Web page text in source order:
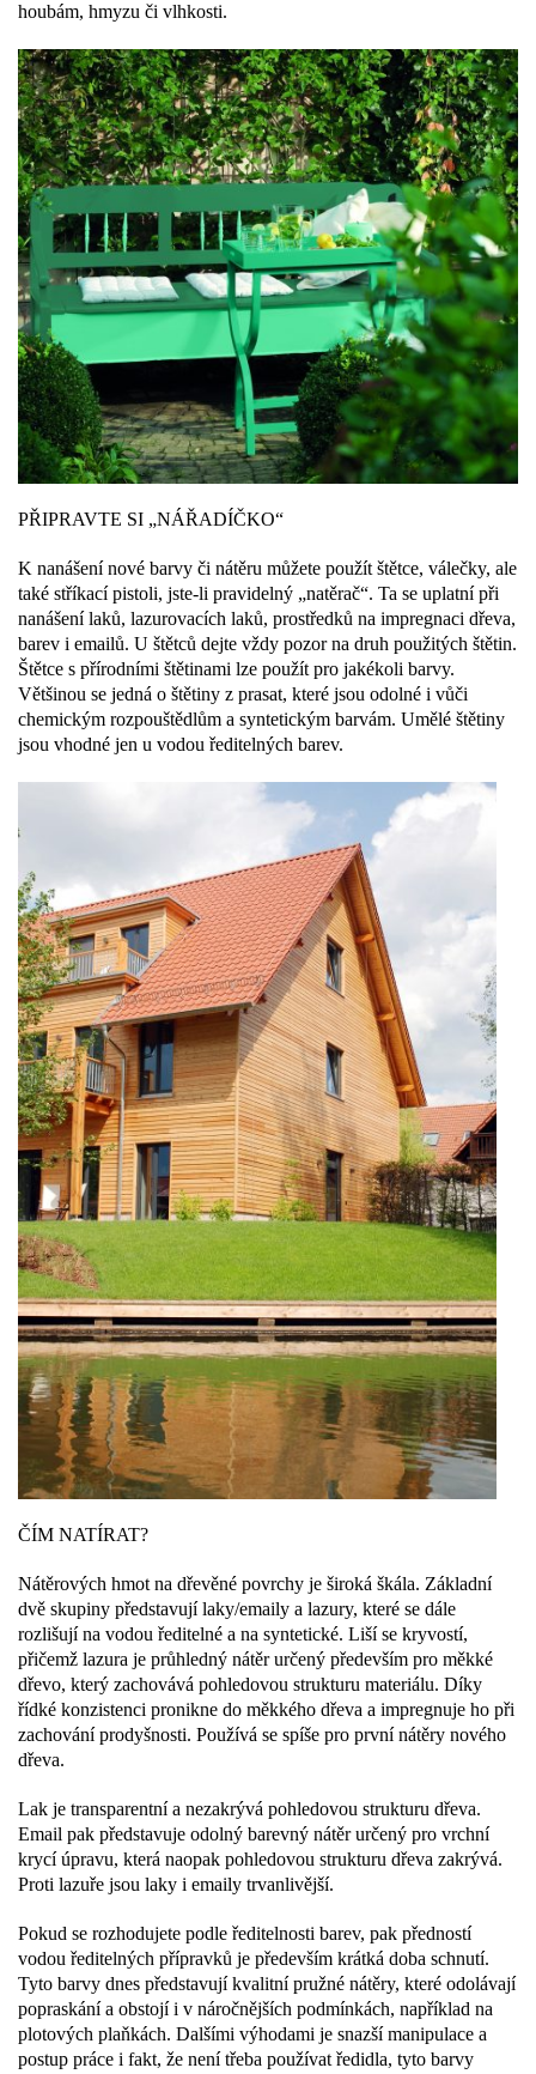
houbám, hmyzu či vlhkosti.
PŘIPRAVTE SI „NÁŘADÍČKO“
K nanášení nové barvy či nátěru můžete použít štětce, válečky, ale
také stříkací pistoli, jste-li pravidelný „natěrač“. Ta se uplatní při
nanášení laků, lazurovacích laků, prostředků na impregnaci dřeva,
barev i emailů. U štětců dejte vždy pozor na druh použitých štětin.
Štětce s přírodními štětinami lze použít pro jakékoli barvy.
Většinou se jedná o štětiny z prasat, které jsou odolné i vůči
chemickým rozpouštědlům a syntetickým barvám. Umělé štětiny
jsou vhodné jen u vodou ředitelných barev.
ČÍM NATÍRAT?
Nátěrových hmot na dřevěné povrchy je široká škála. Základní
dvě skupiny představují laky/emaily a lazury, které se dále
rozlišují na vodou ředitelné a na syntetické. Liší se kryvostí,
přičemž lazura je průhledný nátěr určený především pro měkké
dřevo, který zachovává pohledovou strukturu materiálu. Díky
řídké konzistenci pronikne do měkkého dřeva a impregnuje ho při
zachování prodyšnosti. Používá se spíše pro první nátěry nového
dřeva.
Lak je transparentní a nezakrývá pohledovou strukturu dřeva.
Email pak představuje odolný barevný nátěr určený pro vrchní
krycí úpravu, která naopak pohledovou strukturu dřeva zakrývá.
Proti lazuře jsou laky i emaily trvanlivější.
Pokud se rozhodujete podle ředitelnosti barev, pak předností
vodou ředitelných přípravků je především krátká doba schnutí.
Tyto barvy dnes představují kvalitní pružné nátěry, které odolávají
popraskání a obstojí i v náročnějších podmínkách, například na
plotových plaňkách. Dalšími výhodami je snazší manipulace a
postup práce i fakt, že není třeba používat ředidla, tyto barvy